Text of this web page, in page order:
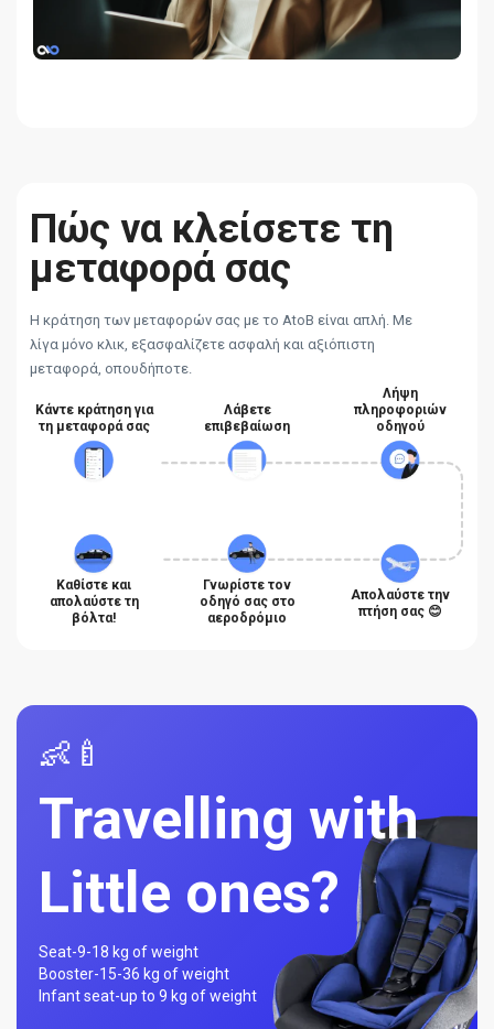
Πώς να κλείσετε τη
μεταφορά σας
Η κράτηση των μεταφορών σας με το AtoB είναι απλή. Με
λίγα μόνο κλικ, εξασφαλίζετε ασφαλή και αξιόπιστη
μεταφορά, οπουδήποτε.
Κάντε κράτηση για
τη μεταφορά σας
Λάβετε
επιβεβαίωση
Λήψη
πληροφοριών
οδηγού
Καθίστε και
απολαύστε τη
βόλτα!
Γνωρίστε τον
οδηγό σας στο
αεροδρόμιο
Απολαύστε την
πτήση σας 😊
👶🍼
Travelling with
Little ones?
Seat-9-18 kg of weight
Booster-15-36 kg of weight
Infant seat-up to 9 kg of weight